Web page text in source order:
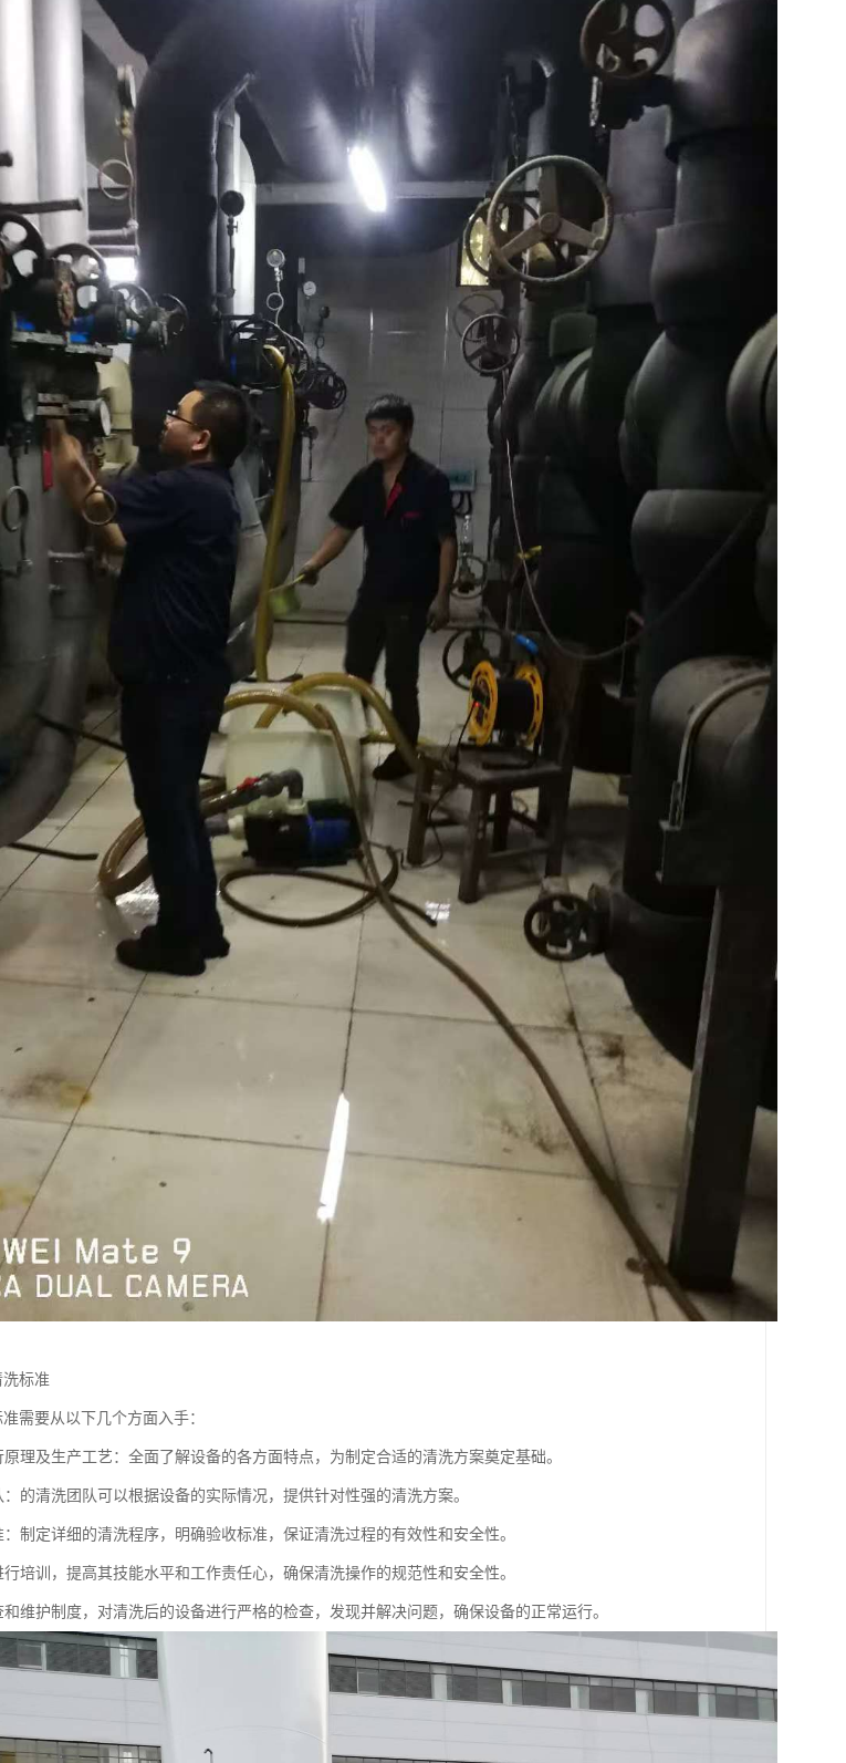
标准
需要从以下几个方面入手：
理及生产工艺：全面了解设备的各方面特点，为制定合适的清洗方案奠定基础。
的清洗团队可以根据设备的实际情况，提供针对性强的清洗方案。
制定详细的清洗程序，明确验收标准，保证清洗过程的有效性和安全性。
培训，提高其技能水平和工作责任心，确保清洗操作的规范性和安全性。
维护制度，对清洗后的设备进行严格的检查，发现并解决问题，确保设备的正常运行。